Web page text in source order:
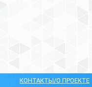
КОНТАКТЫ/О ПРОЕКТЕ